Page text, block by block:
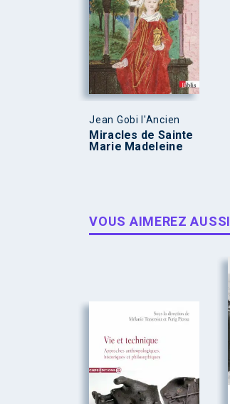
Jean Gobi l'Ancien
Miracles de Sainte
Marie Madeleine
VOUS AIMEREZ AUSSI